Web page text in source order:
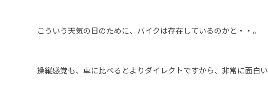
こういう天気の日のために、バイクは存在しているのかと・・。
操縦感覚も、車に比べるとよりダイレクトですから、非常に面白い